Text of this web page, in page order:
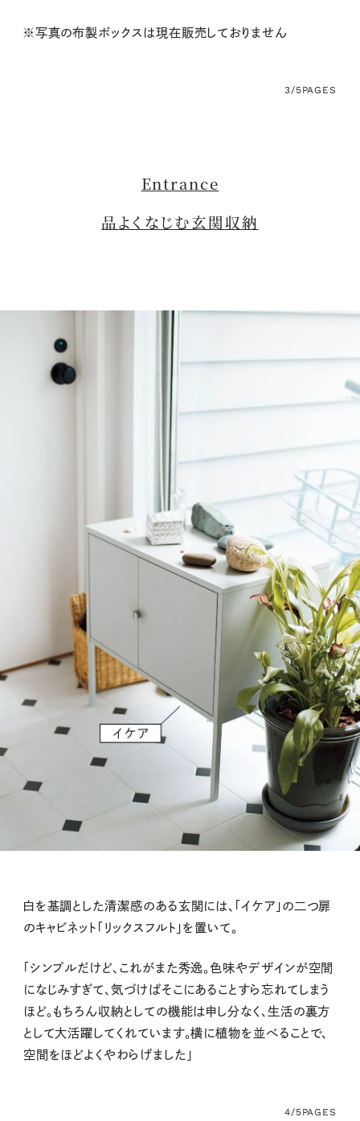
※写真の布製ボックスは現在販売しておりません
3/5PAGES
Entrance
品よくなじむ玄関収納
白を基調とした清潔感のある玄関には、「イケア」の二つ扉
のキャビネット「リックスフルト」を置いて。
「シンプルだけど、これがまた秀逸。色味やデザインが空間
になじみすぎて、気づけばそこにあることすら忘れてしまう
ほど。もちろん収納としての機能は申し分なく、生活の裏方
として大活躍してくれています。横に植物を並べることで、
空間をほどよくやわらげました」
4/5PAGES